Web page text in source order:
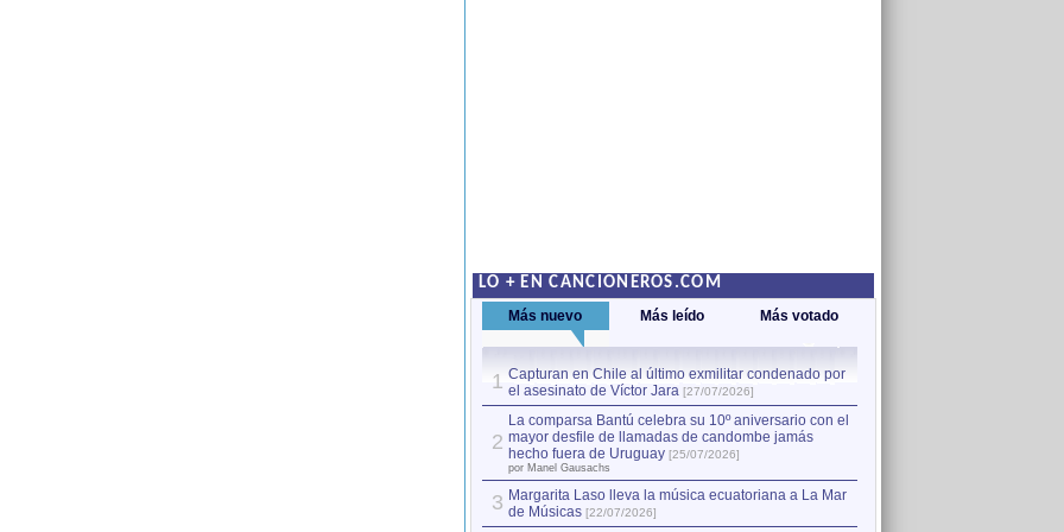
LO + EN CANCIONEROS.COM
Más nuevo Más leído Más votado
1 Capturan en Chile al último exmilitar condenado por
el asesinato de Víctor Jara [27/07/2026]
2
La comparsa Bantú celebra su 10º aniversario con el
mayor desfile de llamadas de candombe jamás
hecho fuera de Uruguay [25/07/2026]
por Manel Gausachs
3 Margarita Laso lleva la música ecuatoriana a La Mar
de Músicas [22/07/2026]